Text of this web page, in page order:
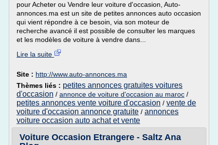
pour Acheter ou Vendre leur voiture d'occasion, Auto-
annonces.ma est un site de petites annonces auto occasion
qui vient répondre à ce besoin, via son moteur de
recherche avancé il est possible de consulter les marques
et les modèles de voiture à vendre dans...
Lire la suite
Site : http://www.auto-annonces.ma
Thèmes liés : petites annonces gratuites voitures
d'occasion / annonce de voiture d'occasion au maroc /
petites annonces vente voiture d'occasion / vente de
voiture d'occasion annonce gratuite / annonces
voiture occasion auto achat et vente
Voiture Occasion Etrangere - Saltz Ana